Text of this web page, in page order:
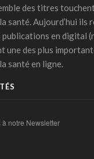
silencieuse
: les "10
des titres
santé. Aujourd’hui ils
publications en digital
une des plus
santé en ligne.
notre Newsletter